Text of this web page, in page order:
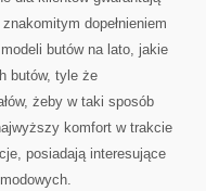
dopełnieniem
butów na lato, jakie
butów, tyle że
żeby w taki sposób
komfort w trakcie
posiadają interesujące